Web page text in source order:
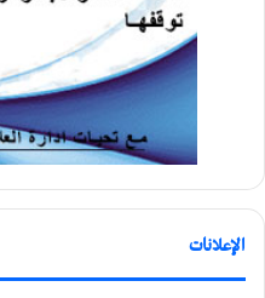
الإعلانات